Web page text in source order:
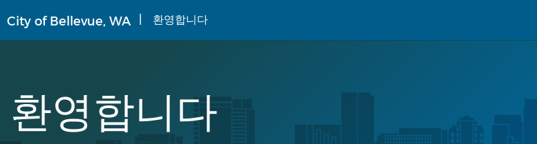
요
콘
City of Bellevue, WA 환영합니다
환영합니다